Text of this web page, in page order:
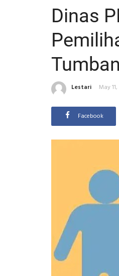
Dinas
Lestari May
Facebook